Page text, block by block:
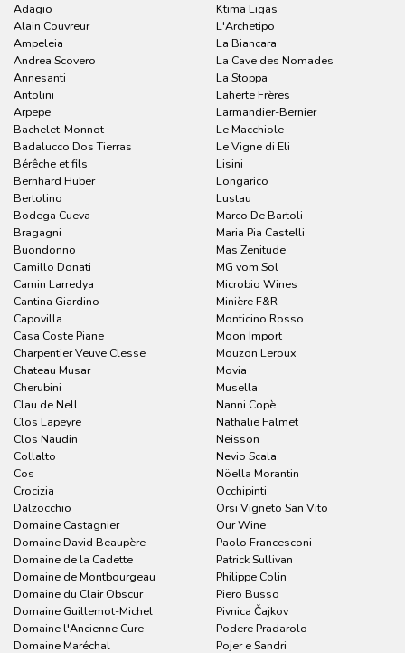
Adagio
Alain Couvreur
Ampeleia
Andrea Scovero
Annesanti
Antolini
Arpepe
Bachelet-Monnot
Badalucco Dos Tierras
Bérêche et fils
Bernhard Huber
Bertolino
Bodega Cueva
Bragagni
Buondonno
Camillo Donati
Camin Larredya
Cantina Giardino
Capovilla
Casa Coste Piane
Charpentier Veuve Clesse
Chateau Musar
Cherubini
Clau de Nell
Clos Lapeyre
Clos Naudin
Collalto
Cos
Crocizia
Dalzocchio
Domaine Castagnier
Domaine David Beaupère
Domaine de la Cadette
Domaine de Montbourgeau
Domaine du Clair Obscur
Domaine Guillemot-Michel
Domaine l'Ancienne Cure
Domaine Maréchal
Ktima Ligas
L'Archetipo
La Biancara
La Cave des Nomades
La Stoppa
Laherte Frères
Larmandier-Bernier
Le Macchiole
Le Vigne di Eli
Lisini
Longarico
Lustau
Marco De Bartoli
Maria Pia Castelli
Mas Zenitude
MG vom Sol
Microbio Wines
Minière F&R
Monticino Rosso
Moon Import
Mouzon Leroux
Movia
Musella
Nanni Copè
Nathalie Falmet
Neisson
Nevio Scala
Nöella Morantin
Occhipinti
Orsi Vigneto San Vito
Our Wine
Paolo Francesconi
Patrick Sullivan
Philippe Colin
Piero Busso
Pivnica Čajkov
Podere Pradarolo
Pojer e Sandri